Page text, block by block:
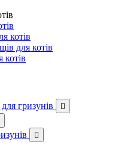
котів
для котів
котів
гризунів 
